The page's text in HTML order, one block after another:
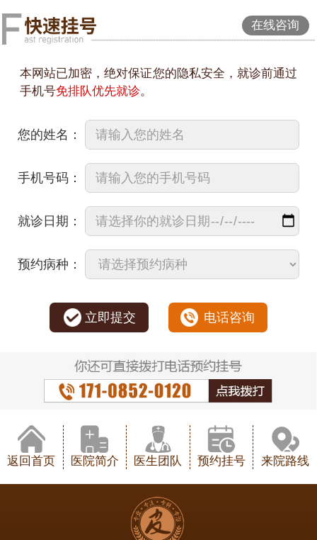
在线咨询
本网站已加密，绝对保证您的隐私安全，就诊前通过
手机号免排队优先就诊。
您的姓名：
手机号码：
就诊日期：
预约病种：
立即提交 电话咨询
返回首页 医院简介 医生团队 预约挂号 来院路线